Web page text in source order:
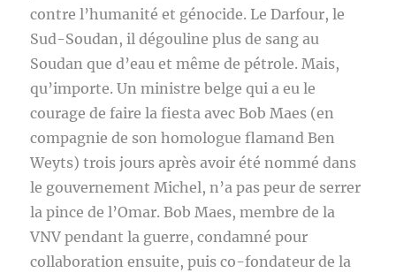
contre l’humanité et génocide. Le Darfour, le
Sud-Soudan, il dégouline plus de sang au
Soudan que d’eau et même de pétrole. Mais,
qu’importe. Un ministre belge qui a eu le
courage de faire la fiesta avec Bob Maes (en
compagnie de son homologue flamand Ben
Weyts) trois jours après avoir été nommé dans
le gouvernement Michel, n’a pas peur de serrer
la pince de l’Omar. Bob Maes, membre de la
VNV pendant la guerre, condamné pour
collaboration ensuite, puis co-fondateur de la